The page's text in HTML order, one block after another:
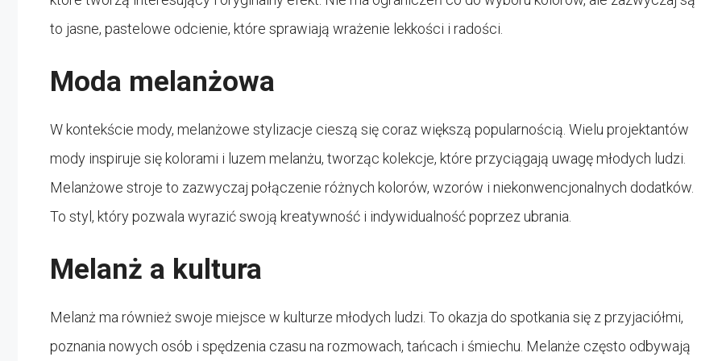
to jasne, pastelowe odcienie, które sprawiają wrażenie lekkości i radości.
Moda melanżowa
W kontekście mody, melanżowe stylizacje cieszą się coraz większą popularnością. Wielu projektantów
mody inspiruje się kolorami i luzem melanżu, tworząc kolekcje, które przyciągają uwagę młodych ludzi.
Melanżowe stroje to zazwyczaj połączenie różnych kolorów, wzorów i niekonwencjonalnych dodatków.
To styl, który pozwala wyrazić swoją kreatywność i indywidualność poprzez ubrania.
Melanż a kultura
Melanż ma również swoje miejsce w kulturze młodych ludzi. To okazja do spotkania się z przyjaciółmi,
poznania nowych osób i spędzenia czasu na rozmowach, tańcach i śmiechu. Melanże często odbywają